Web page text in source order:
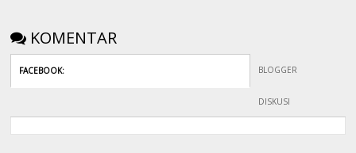
KOMENTAR
FACEBOOK: BLOGGER
DISKUSI